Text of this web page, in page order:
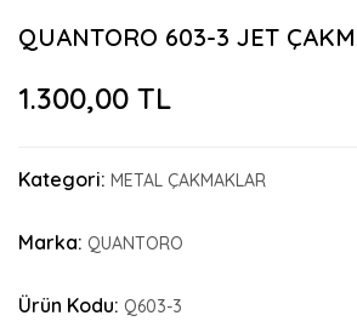
QUANTORO 603-3 JET
1.300,00 TL
Kategori: METAL ÇAKMAKLAR
Marka: QUANTORO
Ürün Kodu: Q603-3